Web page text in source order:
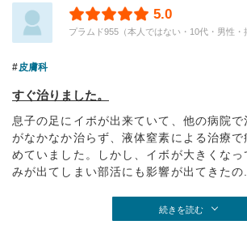
5.0
プラムド955（本人ではない・10代・男性・
皮膚科
すぐ治りました。
息子の足にイボが出来ていて、他の病院で
がなかなか治らず、液体窒素による治療
めていました。しかし、イボが大きくなっ
みが出てしまい部活にも影響が出てきたの
続きを読む